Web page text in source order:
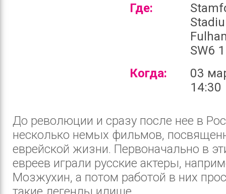
Где:
SW6
Когда:
03
14:30
До революции и сразу после нее в
несколько немых фильмов,
еврейской жизни. Первоначально в
евреев играли русские актеры,
Мозжухин, а потом работой в них